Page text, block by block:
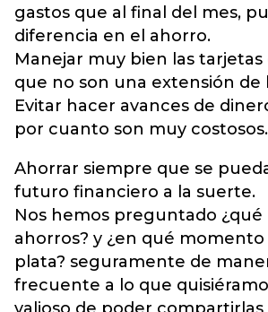
gastos que al final del mes,
diferencia en el ahorro.
Manejar muy bien las
que no son una extensión de
Evitar hacer avances de
por cuanto son muy costosos.
Ahorrar siempre que se
futuro financiero a la suerte.
Nos hemos preguntado ¿qué
ahorros? y ¿en qué momento
plata? seguramente de
frecuente a lo que